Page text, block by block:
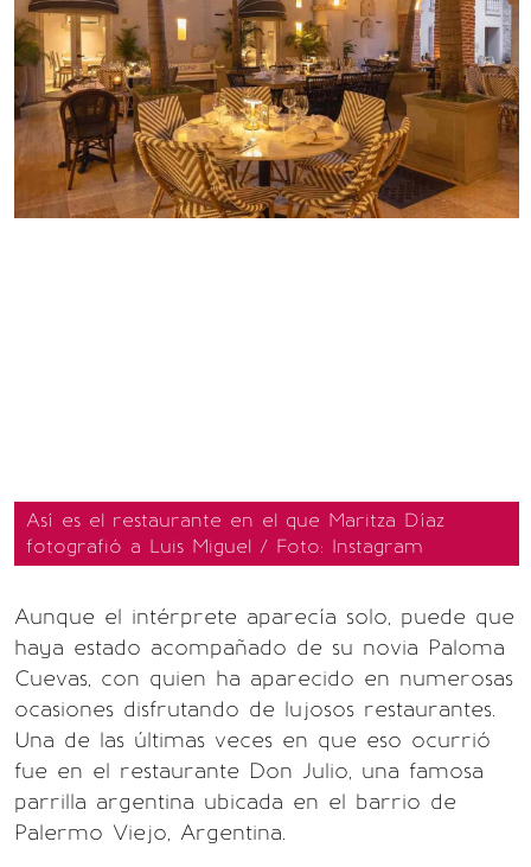
Así es el restaurante en el que Maritza Díaz
fotografió a Luis Miguel / Foto: Instagram
Aunque el intérprete aparecía solo, puede que
haya estado acompañado de su novia Paloma
Cuevas, con quien ha aparecido en numerosas
ocasiones disfrutando de lujosos restaurantes.
Una de las últimas veces en que eso ocurrió
fue en el restaurante Don Julio, una famosa
parrilla argentina ubicada en el barrio de
Palermo Viejo, Argentina.